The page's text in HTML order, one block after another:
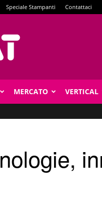
Speciale Stampanti Contattaci
MERCATO VERTICAL